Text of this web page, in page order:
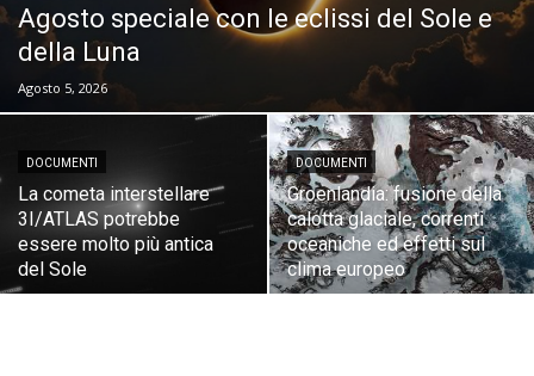
Agosto speciale con le eclissi del Sole e
della Luna
Agosto 5, 2026
DOCUMENTI
La cometa interstellare
3I/ATLAS potrebbe
essere molto più antica
del Sole
DOCUMENTI
Groenlandia: fusione della
calotta glaciale, correnti
oceaniche ed effetti sul
clima europeo